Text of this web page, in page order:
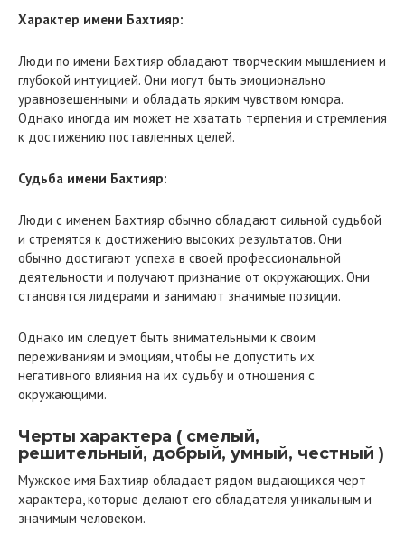
Характер имени Бахтияр:
Люди по имени Бахтияр обладают творческим мышлением и
глубокой интуицией. Они могут быть эмоционально
уравновешенными и обладать ярким чувством юмора.
Однако иногда им может не хватать терпения и стремления
к достижению поставленных целей.
Судьба имени Бахтияр:
Люди с именем Бахтияр обычно обладают сильной судьбой
и стремятся к достижению высоких результатов. Они
обычно достигают успеха в своей профессиональной
деятельности и получают признание от окружающих. Они
становятся лидерами и занимают значимые позиции.
Однако им следует быть внимательными к своим
переживаниям и эмоциям, чтобы не допустить их
негативного влияния на их судьбу и отношения с
окружающими.
Черты характера ( смелый,
решительный, добрый, умный, честный )
Мужское имя Бахтияр обладает рядом выдающихся черт
характера, которые делают его обладателя уникальным и
значимым человеком.